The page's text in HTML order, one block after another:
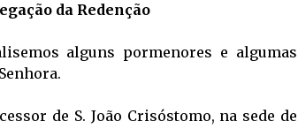
da Redenção
alguns pormenores e algumas
de S. João Crisóstomo, na sede de